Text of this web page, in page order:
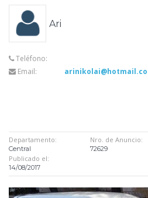
Ari
Teléfono:
Email:
Departamento:
Central
Nro. de Anuncio:
72629
Publicado el:
14/08/2017